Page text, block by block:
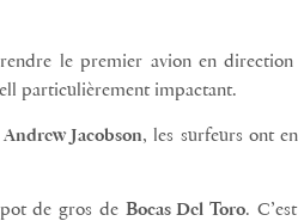
le premier avion en
particulièrement impactant.
Andrew Jacobson, les surfeurs ont
de gros de Bocas Del Toro.